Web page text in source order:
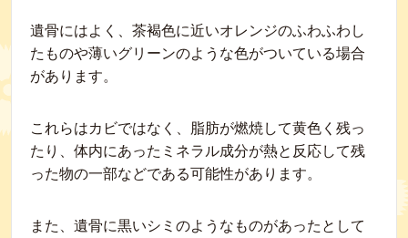
遺骨にはよく、茶褐色に近いオレンジのふわふわし
たものや薄いグリーンのような色がついている場合
があります。
これらはカビではなく、脂肪が燃焼して黄色く残っ
たり、体内にあったミネラル成分が熱と反応して残
った物の一部などである可能性があります。
また、遺骨に黒いシミのようなものがあったとして